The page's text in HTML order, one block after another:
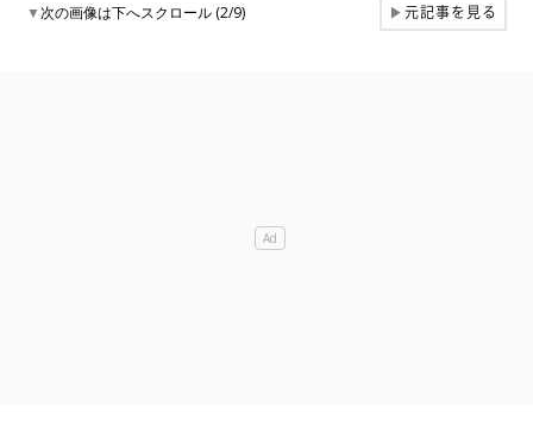
▼次の画像は下へスクロール (2/9) ▶元記事を見る